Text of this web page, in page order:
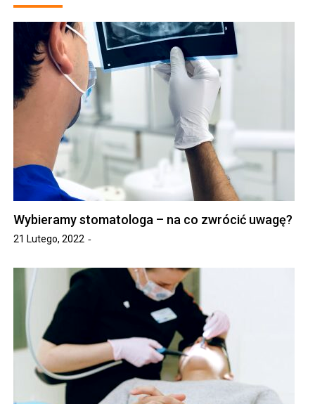
Wybieramy stomatologa – na co zwrócić uwagę?
21 Lutego, 2022